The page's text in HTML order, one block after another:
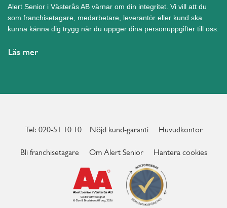
Höör
Järfälla
Karlshamn
Karlstad
Kristianstad
Kungsbacka
Alert Senior i Västerås AB värnar om din integritet. Vi vill att du
som franchisetagare, medarbetare, leverantör eller kund ska
kunna känna dig trygg när du uppger dina personuppgifter till oss.
Läs mer
Tel: 020-51 10 10 Nöjd kund-garanti Huvudkontor
Bli franchisetagare Om Alert Senior Hantera cookies